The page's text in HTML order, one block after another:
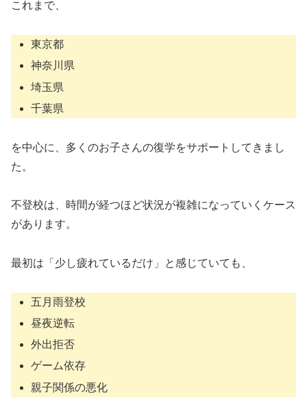
これまで、
東京都
神奈川県
埼玉県
千葉県
を中心に、多くのお子さんの復学をサポートしてきまし
た。
不登校は、時間が経つほど状況が複雑になっていくケース
があります。
最初は「少し疲れているだけ」と感じていても、
五月雨登校
昼夜逆転
外出拒否
ゲーム依存
親子関係の悪化